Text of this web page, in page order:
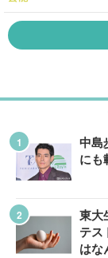
中島
にも
東大
テス
はな